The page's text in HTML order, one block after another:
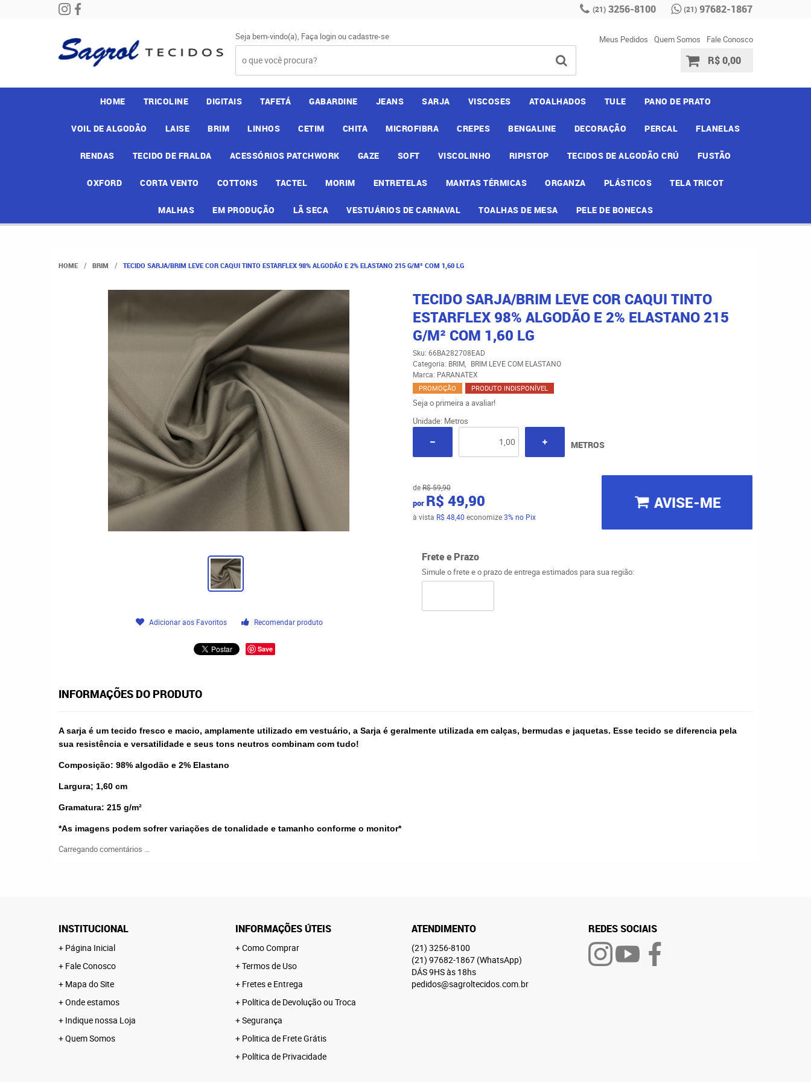
(21) 3256-8100 (21) 97682-1867
Seja bem-vindo(a), Faça loginoucadastre-se Meus Pedidos Quem Somos Fale Conosco
R$ 0,00
HOME TRICOLINE DIGITAIS TAFETÁ GABARDINE JEANS SARJA VISCOSES ATOALHADOS TULE PANO DE PRATO
VOIL DE ALGODÃO LAISE BRIM LINHOS CETIM CHITA MICROFIBRA CREPES BENGALINE DECORAÇÃO PERCAL FLANELAS
RENDAS TECIDO DE FRALDA ACESSÓRIOS PATCHWORK GAZE SOFT VISCOLINHO RIPISTOP TECIDOS DE ALGODÃO CRÚ FUSTÃO
OXFORD CORTA VENTO COTTONS TACTEL MORIM ENTRETELAS MANTAS TÉRMICAS ORGANZA PLÁSTICOS TELA TRICOT
MALHAS EM PRODUÇÃO LÃ SECA VESTUÁRIOS DE CARNAVAL TOALHAS DE MESA PELE DE BONECAS
HOME BRIM TECIDO SARJA/BRIM LEVE COR CAQUI TINTO ESTARFLEX 98% ALGODÃO E 2% ELASTANO 215 G/M² COM 1,60 LG
Adicionar aos Favoritos Recomendar produto
Save
TECIDO SARJA/BRIM LEVE COR CAQUI TINTO
ESTARFLEX 98% ALGODÃO E 2% ELASTANO 215
G/M² COM 1,60 LG
Sku: 66BA282708EAD
Categoria: BRIM
BRIM LEVE COM ELASTANO
Marca: PARANATEX
PROMOÇÃO PRODUTO INDISPONÍVEL
Seja o primeira a avaliar!
Unidade: Metros
METROS
deR$ 59,90
por R$ 49,90
à vista R$ 48,40 economize3% no Pix
AVISE-ME
Frete e Prazo
Simule o frete e o prazo de entrega estimados para sua região:
INFORMAÇÕES DO PRODUTO
A sarja é um tecido fresco e macio, amplamente utilizado em vestuário, a Sarja é geralmente utilizada em calças, bermudas e jaquetas. Esse tecido se diferencia pela
sua resistência e versatilidade e seus tons neutros combinam com tudo!
Composição: 98% algodão e 2% Elastano
Largura; 1,60 cm
Gramatura: 215 g/m²
*As imagens podem sofrer variações de tonalidade e tamanho conforme o monitor*
Carregando comentários ...
INSTITUCIONAL
Página Inicial
Fale Conosco
Mapa do Site
Onde estamos
Indique nossa Loja
Quem Somos
INFORMAÇÕES ÚTEIS
Como Comprar
Termos de Uso
Fretes e Entrega
Política de Devolução ou Troca
Segurança
Politica de Frete Grátis
Política de Privacidade
ATENDIMENTO
(21) 3256-8100
(21) 97682-1867 (WhatsApp)
DÁS 9HS às 18hs
pedidos@sagroltecidos.com.br
REDES SOCIAIS